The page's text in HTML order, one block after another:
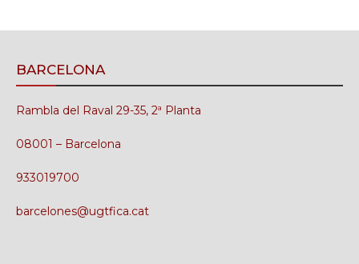
BARCELONA
Rambla del Raval 29-35, 2ª Planta
08001 – Barcelona
933019700
barcelones@ugtfica.cat